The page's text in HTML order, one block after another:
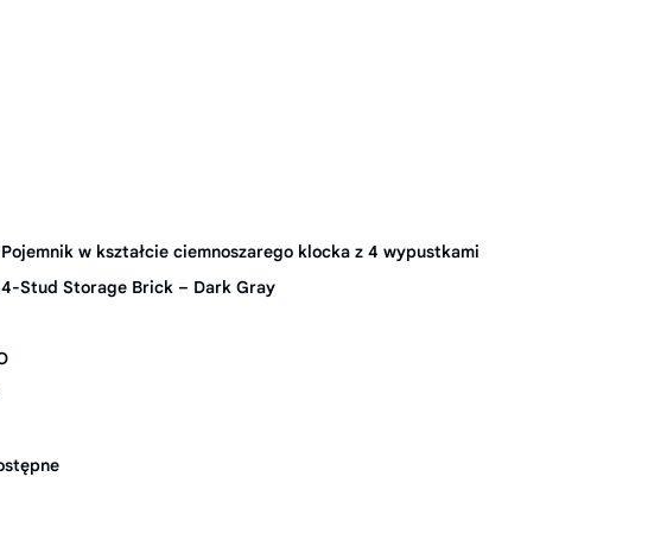
Pojemnik w kształcie ciemnoszarego klocka z 4 wypustkami
4-Stud Storage Brick – Dark Gray